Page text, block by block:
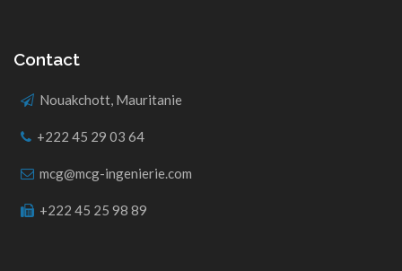
Contact
Nouakchott, Mauritanie
+222 45 29 03 64
mcg@mcg-ingenierie.com
+222 45 25 98 89